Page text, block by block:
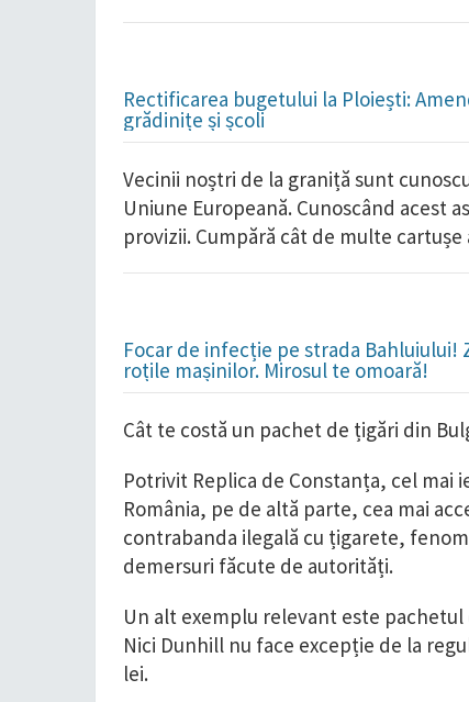
Rectificarea bugetului la Ploiești:
grădinițe și școli
Vecinii noștri de la graniță sunt
Uniune Europeană. Cunoscând acest
provizii. Cumpără cât de multe
Focar de infecție pe strada Bahluiului!
roțile mașinilor. Mirosul te omoară!
Cât te costă un pachet de țigări din
Potrivit Replica de Constanța, cel mai
România, pe de altă parte, cea mai
contrabanda ilegală cu țigarete,
demersuri făcute de autorități.
Un alt exemplu relevant este pachetul
Nici Dunhill nu face excepție de la
lei.